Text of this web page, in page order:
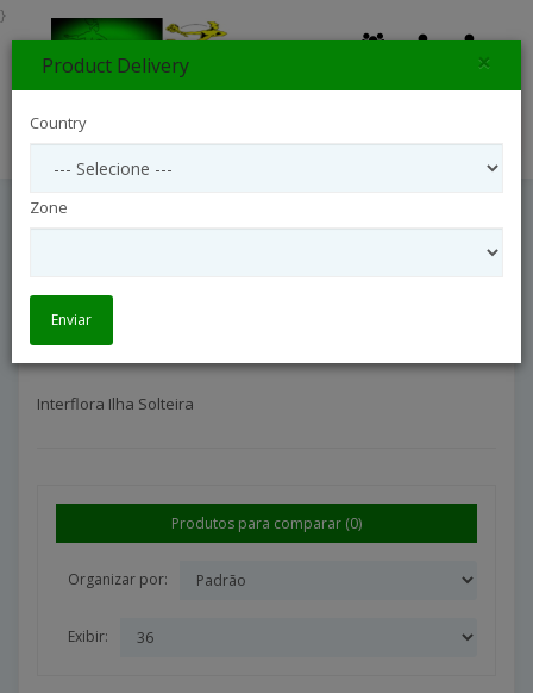
Interflora Ilha Solteira
Interflora Ilha Solteira
Produtos para comparar (0)
Organizar por:
Exibir:
}
Product Delivery ×
Country
Zone
Enviar